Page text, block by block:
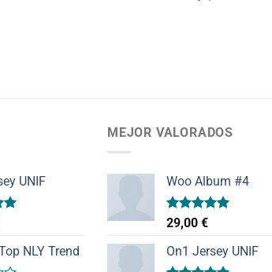
UNIF
NLY Trend
MEJOR VALORADOS
Woo Album #4
Valorado
con
de 5
29,00 €
On1 Jersey UNIF